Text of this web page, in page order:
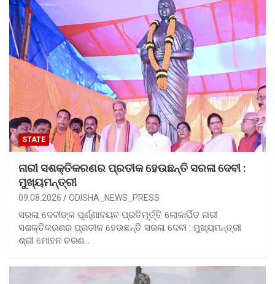
STATE
ନାରୀ ସଶକ୍ତିକରଣର ପ୍ରତୀକ ହେଉଛନ୍ତି ସରଳା ଦେବୀ :
ମୁଖ୍ୟମନ୍ତ୍ରୀ
09.08.2026 ODISHA_NEWS_PRESS
ସରଳା ଦେବୀଙ୍କ ପୂର୍ଣ୍ଣାବୟବ ପ୍ରତିମୂର୍ତ୍ତି ଲୋକାର୍ପିତ ନାରୀ
ସଶକ୍ତିକରଣର ପ୍ରତୀକ ହେଉଛନ୍ତି ସରଳା ଦେବୀ : ମୁଖ୍ୟମନ୍ତ୍ରୀ
ଶ୍ରୀ ମୋହନ ଚରଣ…